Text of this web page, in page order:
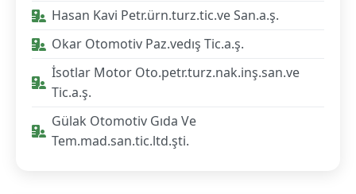
Hasan Kavi Petr.ürn.turz.tic.ve San.a.ş.
Okar Otomotiv Paz.vedış Tic.a.ş.
İsotlar Motor Oto.petr.turz.nak.inş.san.ve
Tic.a.ş.
Gülak Otomotiv Gıda Ve
Tem.mad.san.tic.ltd.şti.